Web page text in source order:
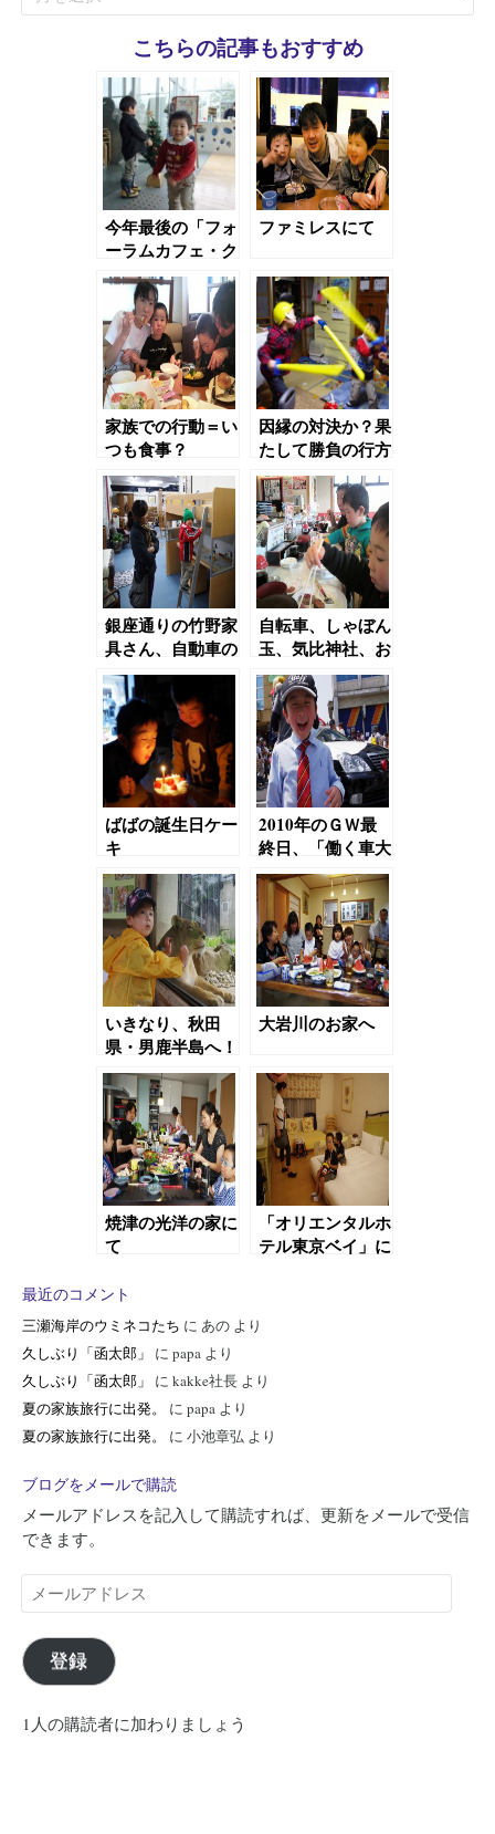
記
ー
こちらの記事もおすすめ
今年最後の「フォ
ーラムカフェ・ク
ルール」
ファミレスにて
家族での行動＝い
つも食事？
因縁の対決か？果
たして勝負の行方
は！？
銀座通りの竹野家
具さん、自動車の
リサイクルショッ
プへ
自転車、しゃぼん
玉、気比神社、お
寿司、庄農らん展
（７）
ばばの誕生日ケー
キ
2010年のＧＷ最
終日、「働く車大
集合」の巻③
いきなり、秋田
県・男鹿半島へ！
（２日目）
大岩川のお家へ
焼津の光洋の家に
て
「オリエンタルホ
テル東京ベイ」に
最近のコメント
三瀬海岸のウミネコたち に あの より
久しぶり「函太郎」
に papa より
久しぶり「函太郎」
に kakke社長 より
夏の家族旅行に出発。
に papa より
夏の家族旅行に出発。
に 小池章弘 より
ブログをメールで購読
メールアドレスを記入して購読すれば、更新をメールで受信
できます。
メ
ー
ル
ア
ド
ス
登録
1人の購読者に加わりましょう